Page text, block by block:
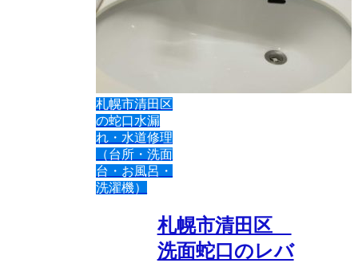
札幌市清田区
の蛇口水漏
れ・水道修理
（台所・洗面
台・お風呂・
洗濯機）
札幌市清田区
洗面蛇口のレバ